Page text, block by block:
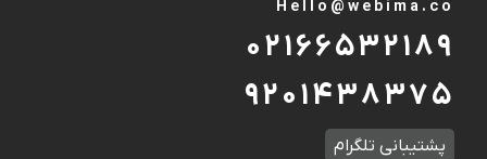
Hello@webima.co
۰۲۱۶۶۵۳۲۱۸۹
۹۲۰۱۴۳۸۳۷۵
پشتیبانی تلگرام